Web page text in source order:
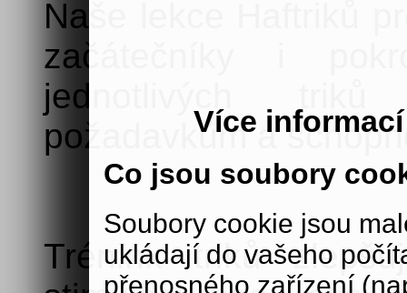
Více
Co jsou soubory
Soubory cookie jsou
ukládají do vašeho
přenosného zařízení
Naše lekce Haftriků
začátečníky i
jednotlivých triků
požadavkům a
Trénink triků